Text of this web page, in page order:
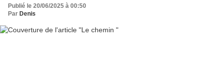
Publié le 20/06/2025 à 00:50
Par Denis